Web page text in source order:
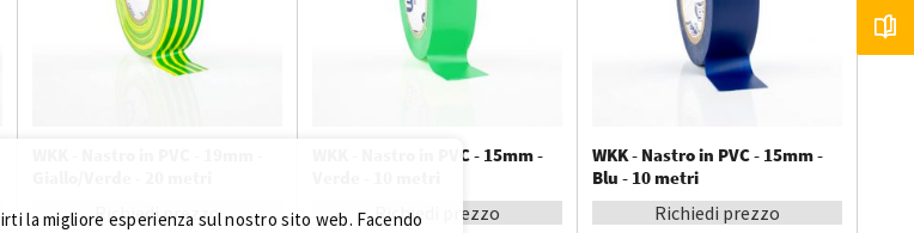
Richiedi prezzo
WKK - Nastro in PVC - 15mm -
Richiedi prezzo
WKK - Nastro in PVC - 15mm -
Blu - 10 metri
Richiedi prezzo
la migliore esperienza sul nostro sito web. Facendo